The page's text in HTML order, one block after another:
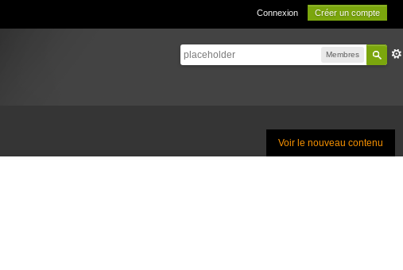
Connexion Créer un compte
Membres
Voir le nouveau contenu